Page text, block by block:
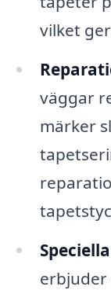
vilket
väggar
märker
erbjuder